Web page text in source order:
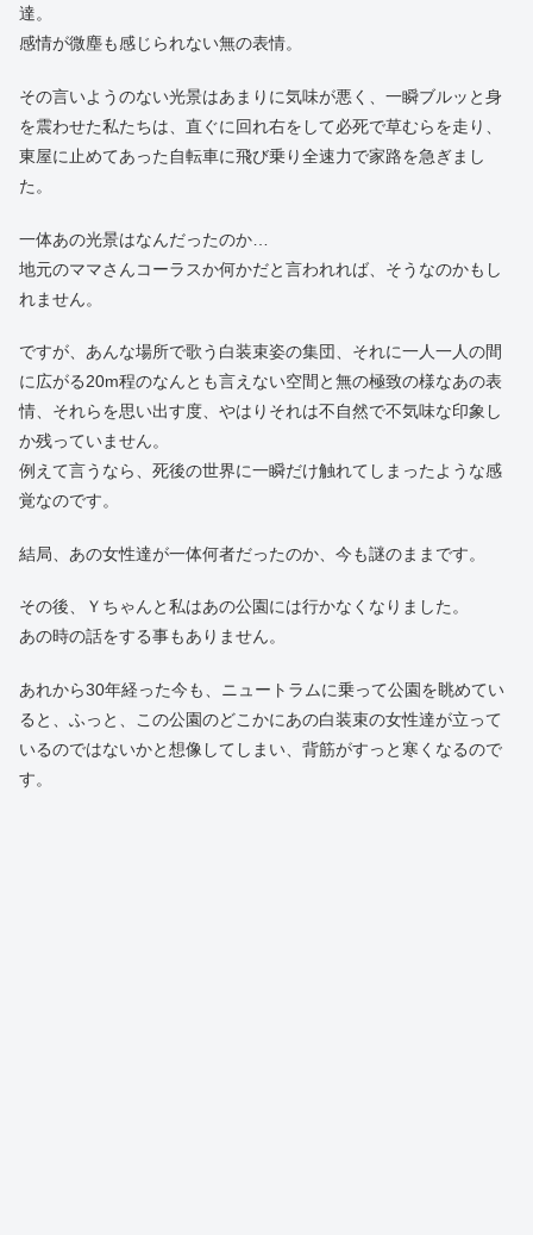
達。
感情が微塵も感じられない無の表情。
その言いようのない光景はあまりに気味が悪く、一瞬ブルッと身
を震わせた私たちは、直ぐに回れ右をして必死で草むらを走り、
東屋に止めてあった自転車に飛び乗り全速力で家路を急ぎまし
た。
一体あの光景はなんだったのか…
地元のママさんコーラスか何かだと言われれば、そうなのかもし
れません。
ですが、あんな場所で歌う白装束姿の集団、それに一人一人の間
に広がる20m程のなんとも言えない空間と無の極致の様なあの表
情、それらを思い出す度、やはりそれは不自然で不気味な印象し
か残っていません。
例えて言うなら、死後の世界に一瞬だけ触れてしまったような感
覚なのです。
結局、あの女性達が一体何者だったのか、今も謎のままです。
その後、Ｙちゃんと私はあの公園には行かなくなりました。
あの時の話をする事もありません。
あれから30年経った今も、ニュートラムに乗って公園を眺めてい
ると、ふっと、この公園のどこかにあの白装束の女性達が立って
いるのではないかと想像してしまい、背筋がすっと寒くなるので
す。